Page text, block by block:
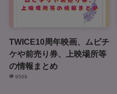
TWICE10周年映画、ムビチ
ケや前売り券、上映場所等
の情報まとめ
9569